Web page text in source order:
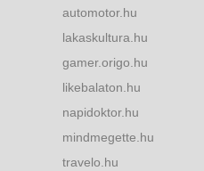
automotor.hu
lakaskultura.hu
gamer.origo.hu
likebalaton.hu
napidoktor.hu
mindmegette.hu
travelo.hu